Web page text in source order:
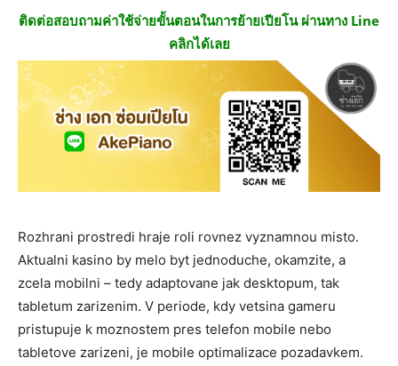
ติดต่อสอบถามค่าใช้จ่ายขั้นตอนในการย้ายเปียโน ผ่านทาง Line
คลิกได้เลย
Rozhrani prostredi hraje roli rovnez vyznamnou misto.
Aktualni kasino by melo byt jednoduche, okamzite, a
zcela mobilni – tedy adaptovane jak desktopum, tak
tabletum zarizenim. V periode, kdy vetsina gameru
pristupuje k moznostem pres telefon mobile nebo
tabletove zarizeni, je mobile optimalizace pozadavkem.